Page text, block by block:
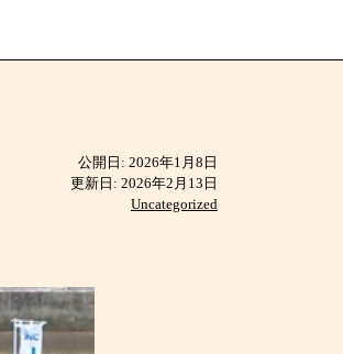
公開日: 2026年1月8日
更新日: 2026年2月13日
Uncategorized